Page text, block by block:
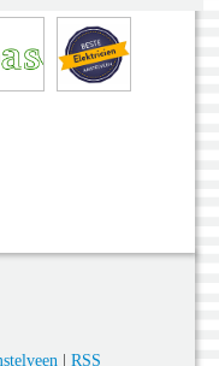
| RSS